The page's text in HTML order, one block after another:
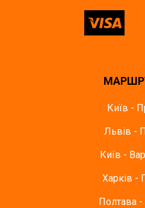
Київ -
Львів -
Київ -
Харків -
Полтава -